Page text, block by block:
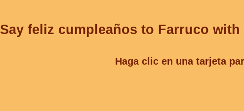
Say feliz cumpleaños to Farruco
Haga clic en una tarjeta